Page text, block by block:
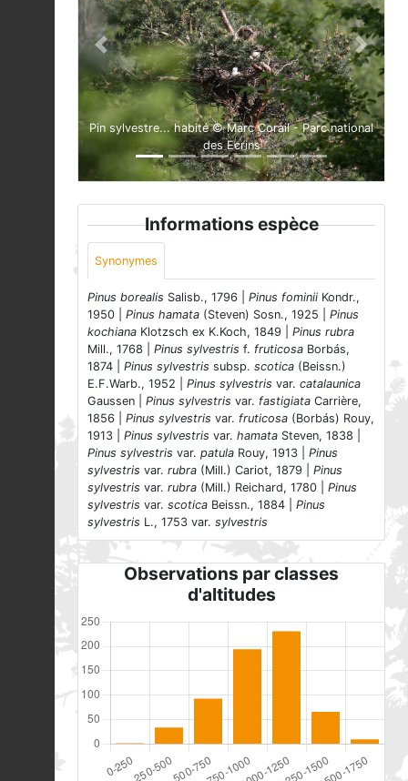
Pin sylvestre... habité © Marc Corail - Parc national
des Ecrins
Previous Next
Informations espèce
Synonymes
Pinus borealis Salisb., 1796 | Pinus fominii Kondr.,
1950 | Pinus hamata (Steven) Sosn., 1925 | Pinus
kochiana Klotzsch ex K.Koch, 1849 | Pinus rubra
Mill., 1768 | Pinus sylvestris f. fruticosa Borbás,
1874 | Pinus sylvestris subsp. scotica (Beissn.)
E.F.Warb., 1952 | Pinus sylvestris var. catalaunica
Gaussen | Pinus sylvestris var. fastigiata Carrière,
1856 | Pinus sylvestris var. fruticosa (Borbás) Rouy,
1913 | Pinus sylvestris var. hamata Steven, 1838 |
Pinus sylvestris var. patula Rouy, 1913 | Pinus
sylvestris var. rubra (Mill.) Cariot, 1879 | Pinus
sylvestris var. rubra (Mill.) Reichard, 1780 | Pinus
sylvestris var. scotica Beissn., 1884 | Pinus
sylvestris L., 1753 var. sylvestris
Observations par classes
d'altitudes